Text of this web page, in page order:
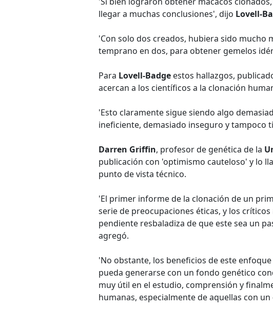
llegar a muchas conclusiones', dijo Lovell-
'Con solo dos creados, hubiera sido mucho
temprano en dos, para obtener gemelos
Para Lovell-Badge estos hallazgos,
acercan a los científicos a la clonación
'Esto claramente sigue siendo algo
ineficiente, demasiado inseguro y tampoco
Darren Griffin, profesor de genética de la
publicación con 'optimismo cauteloso' y lo
punto de vista técnico.
'El primer informe de la clonación de un
serie de preocupaciones éticas, y los
pendiente resbaladiza de que este sea un
agregó.
'No obstante, los beneficios de este
pueda generarse con un fondo genético
muy útil en el estudio, comprensión y
humanas, especialmente de aquellas con